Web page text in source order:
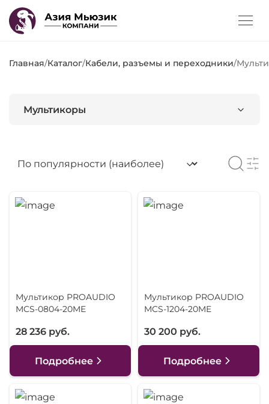
Главная/Каталог/Кабели, разъемы и переходники/
Мультикоры
Мультикор PROAUDIO
MCS-0804-20ME
28 236 руб.
Подробнее
Мультикор PROAUDIO
MCS-1204-20ME
30 200 руб.
Подробнее